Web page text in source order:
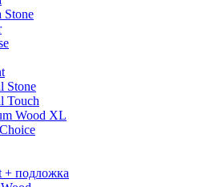
Stone
Stone
Touch
Wood XL
+ подложка